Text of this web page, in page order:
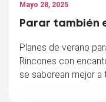
Mayo 28, 2025
Parar también
Planes de verano
Rincones con
se saborean mejor a